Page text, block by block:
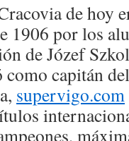
de hoy
1906 por los
de Józef
como capitán
supervigo.com